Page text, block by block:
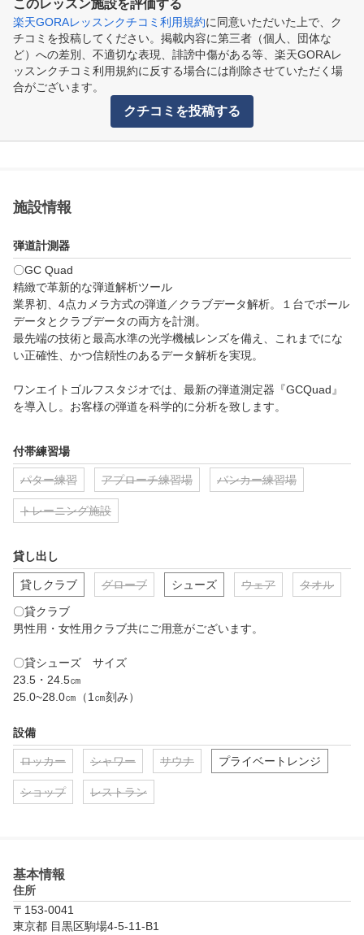
このレッスン施設を評価する
楽天GORAレッスンクチコミ利用規約に同意いただいた上で、ク
チコミを投稿してください。掲載内容に第三者（個人、団体な
ど）への差別、不適切な表現、誹謗中傷がある等、楽天GORAレ
ッスンクチコミ利用規約に反する場合には削除させていただく場
合がございます。
クチコミを投稿する
施設情報
弾道計測器
〇GC Quad
精緻で革新的な弾道解析ツール
業界初、4点カメラ方式の弾道／クラブデータ解析。１台でボール
データとクラブデータの両方を計測。
最先端の技術と最高水準の光学機械レンズを備え、これまでにな
い正確性、かつ信頼性のあるデータ解析を実現。
ワンエイトゴルフスタジオでは、最新の弾道測定器『GCQuad』
を導入し。お客様の弾道を科学的に分析を致します。
ハイスピード110fps撮影により、美しい画質で、お客様のスイン
グを細かく分析を致します。
付帯練習場
パター練習 アプローチ練習場 バンカー練習場
トレーニング施設
貸し出し
貸しクラブ グローブ シューズ ウェア タオル
〇貸クラブ
男性用・女性用クラブ共にご用意がございます。
〇貸シューズ　サイズ
23.5・24.5㎝
25.0~28.0㎝（1㎝刻み）
設備
ロッカー シャワー サウナ プライベートレンジ
ショップ レストラン
基本情報
住所
〒153-0041
東京都 目黒区駒場4-5-11-B1